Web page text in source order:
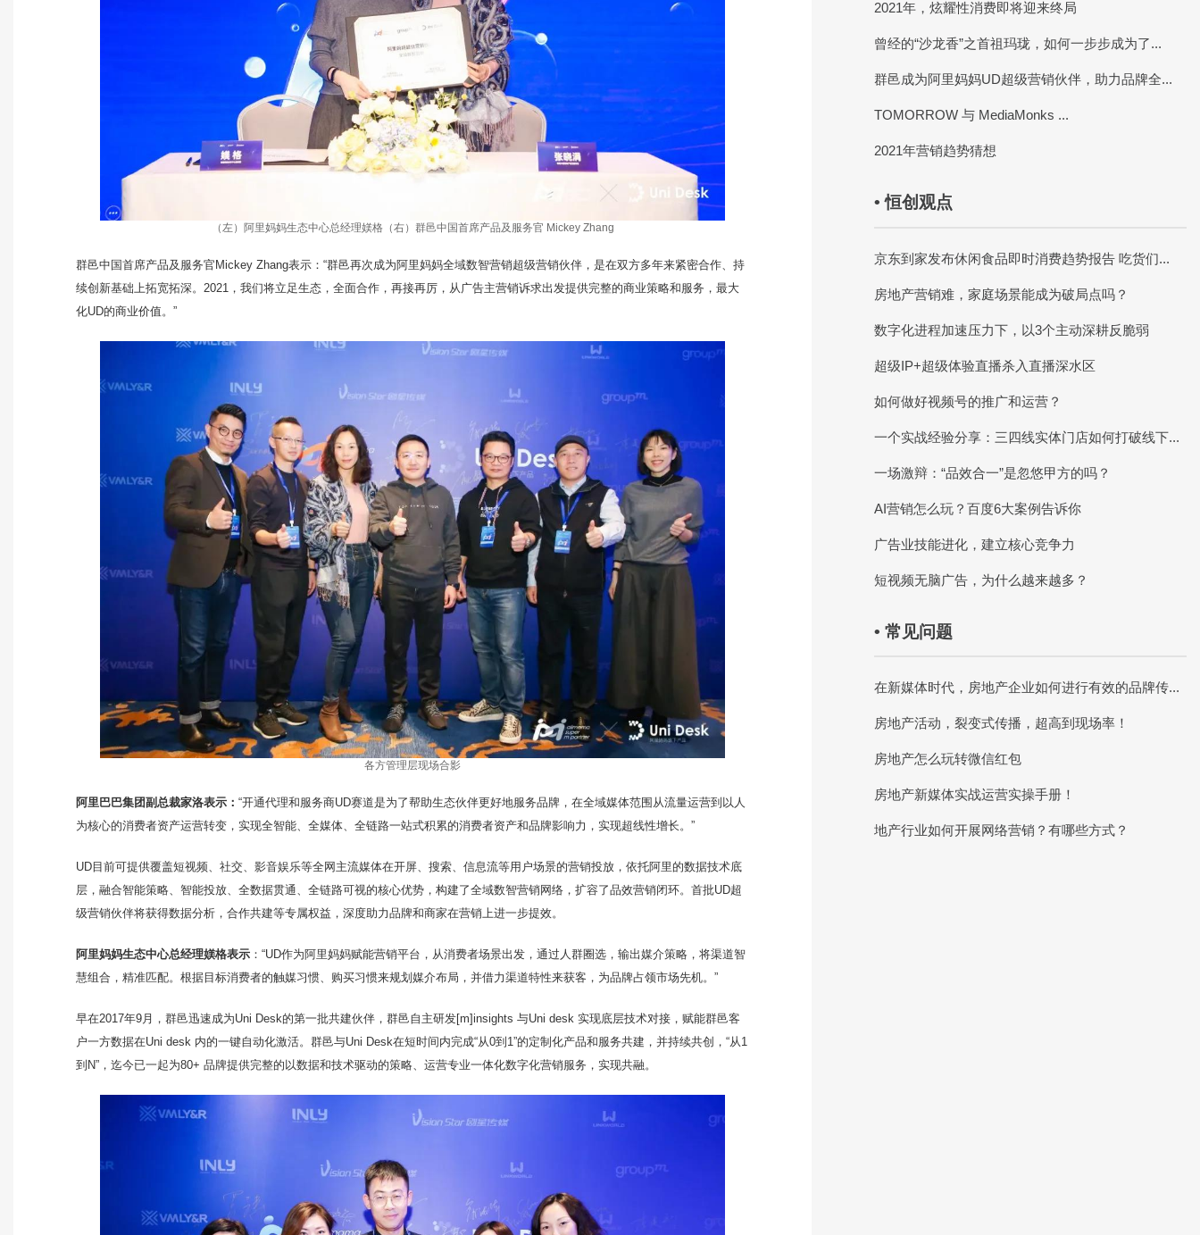
（左）阿里妈妈生态中心总经理媄格（右）群邑中国首席产品及服务官 Mickey Zhang
群邑中国首席产品及服务官Mickey Zhang表示：“群邑再次成为阿里妈妈全域数智营销超级营销伙伴，是在双方多年来紧密合作、持
续创新基础上拓宽拓深。2021，我们将立足生态，全面合作，再接再厉，从广告主营销诉求出发提供完整的商业策略和服务，最大
化UD的商业价值。”
各方管理层现场合影
阿里巴巴集团副总裁家洛表示： “开通代理和服务商UD赛道是为了帮助生态伙伴更好地服务品牌，在全域媒体范围从流量运营到以人
为核心的消费者资产运营转变，实现全智能、全媒体、全链路一站式积累的消费者资产和品牌影响力，实现超线性增长。”
UD目前可提供覆盖短视频、社交、影音娱乐等全网主流媒体在开屏、搜索、信息流等用户场景的营销投放，依托阿里的数据技术底
层，融合智能策略、智能投放、全数据贯通、全链路可视的核心优势，构建了全域数智营销网络，扩容了品效营销闭环。首批UD超
级营销伙伴将获得数据分析，合作共建等专属权益，深度助力品牌和商家在营销上进一步提效。
阿里妈妈生态中心总经理媄格表示 ：“UD作为阿里妈妈赋能营销平台，从消费者场景出发，通过人群圈选，输出媒介策略，将渠道智
慧组合，精准匹配。根据目标消费者的触媒习惯、购买习惯来规划媒介布局，并借力渠道特性来获客，为品牌占领市场先机。”
早在2017年9月，群邑迅速成为Uni Desk的第一批共建伙伴，群邑自主研发[m]insights 与Uni desk 实现底层技术对接，赋能群邑客
户一方数据在Uni desk 内的一键自动化激活。群邑与Uni Desk在短时间内完成“从0到1”的定制化产品和服务共建，并持续共创，“从1
到N”，迄今已一起为80+ 品牌提供完整的以数据和技术驱动的策略、运营专业一体化数字化营销服务，实现共融。
2021年，炫耀性消费即将迎来终局
曾经的“沙龙香”之首祖玛珑，如何一步步成为了...
群邑成为阿里妈妈UD超级营销伙伴，助力品牌全...
TOMORROW 与 MediaMonks ...
2021年营销趋势猜想
• 恒创观点
京东到家发布休闲食品即时消费趋势报告 吃货们...
房地产营销难，家庭场景能成为破局点吗？
数字化进程加速压力下，以3个主动深耕反脆弱
超级IP+超级体验直播杀入直播深水区
如何做好视频号的推广和运营？
一个实战经验分享：三四线实体门店如何打破线下...
一场激辩：“品效合一”是忽悠甲方的吗？
AI营销怎么玩？百度6大案例告诉你
广告业技能进化，建立核心竞争力
短视频无脑广告，为什么越来越多？
• 常见问题
在新媒体时代，房地产企业如何进行有效的品牌传...
房地产活动，裂变式传播，超高到现场率！
房地产怎么玩转微信红包
房地产新媒体实战运营实操手册！
地产行业如何开展网络营销？有哪些方式？